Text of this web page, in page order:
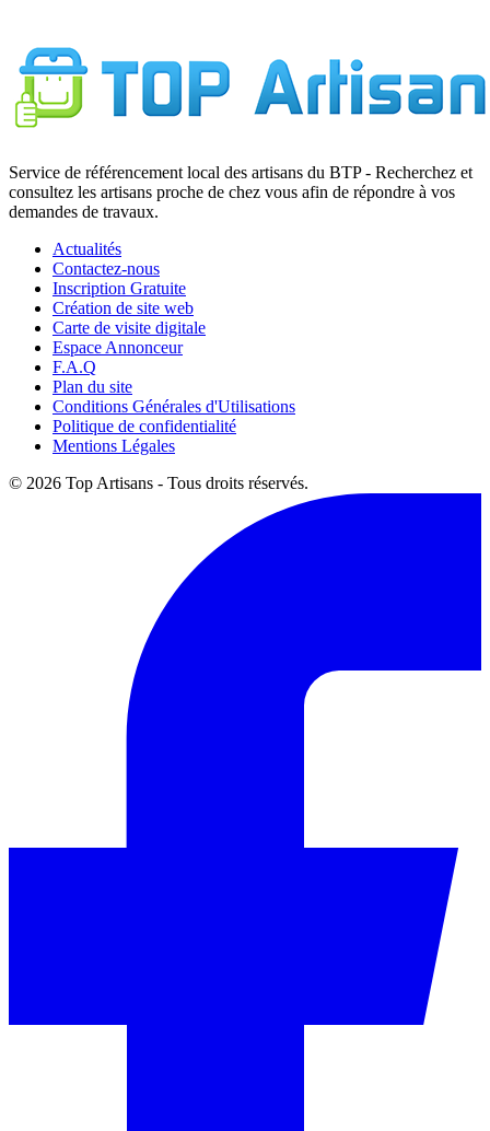
Service de référencement local des artisans du BTP - Recherchez et
consultez les artisans proche de chez vous afin de répondre à vos
demandes de travaux.
Actualités
Contactez-nous
Inscription Gratuite
Création de site web
Carte de visite digitale
Espace Annonceur
F.A.Q
Plan du site
Conditions Générales d'Utilisations
Politique de confidentialité
Mentions Légales
© 2026 Top Artisans - Tous droits réservés.